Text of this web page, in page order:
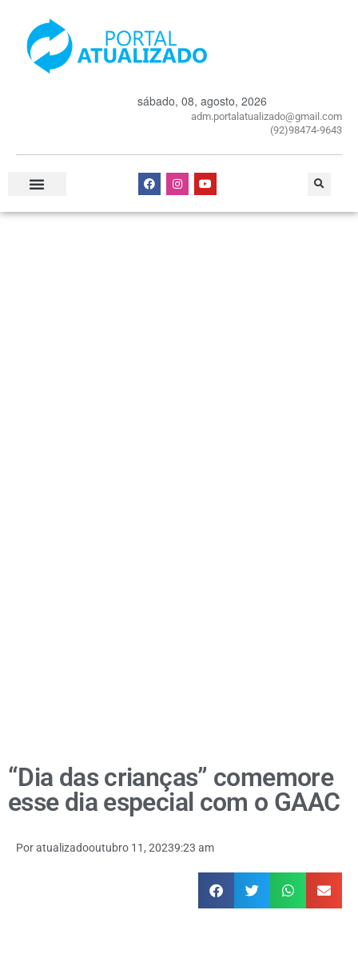
sábado, 08, agosto, 2026
adm.portalatualizado@gmail.com
(92)98474-9643
“Dia das crianças” comemore
esse dia especial com o GAAC
Poratualizadooutubro 11, 20239:23 am